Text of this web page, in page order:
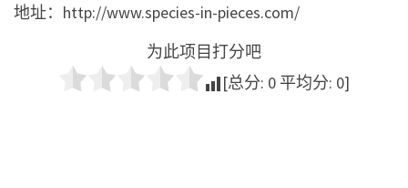
地址：http://www.species-in-pieces.com/
为此项目打分吧
[总分: 0 平均分: 0]